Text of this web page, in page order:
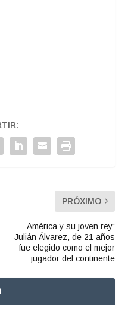
PRÓXIMO
América y su joven rey:
Julián Álvarez, de 21 años
fue elegido como el mejor
jugador del continente